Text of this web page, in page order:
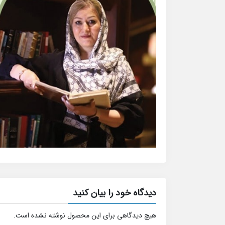
دیدگاه خود را بیان کنید
هیچ دیدگاهی برای این محصول نوشته نشده است.